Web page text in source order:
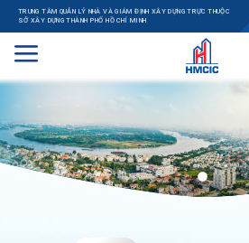
TRUNG TÂM QUẢN LÝ NHÀ VÀ GIÁM ĐỊNH XÂY DỰNG TRỰC THUỘC
SỞ XÂY DỰNG THÀNH PHỐ HỒ CHÍ MINH